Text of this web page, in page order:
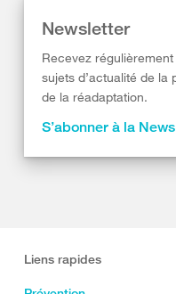
Newsletter
Recevez
sujets d’actualité de la
de la réadaptation.
S’abonner à la
Liens rapides